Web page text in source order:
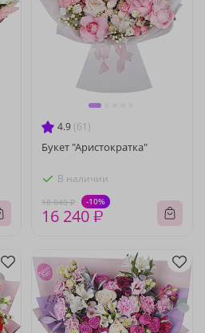
4.9 (61)
Букет "Аристократка"
В наличии
18 040 ₽ -10%
16 240 ₽